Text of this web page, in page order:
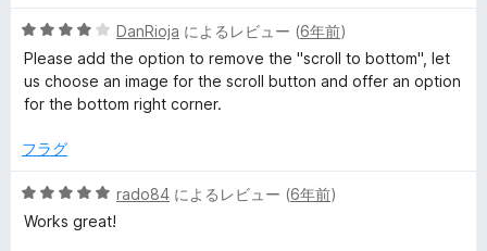
中
5
の
評
5
段
階
中
の
価
DanRioja によるレビュー (6年前)
Please add the option to remove the "scroll to bottom", let
us choose an image for the scroll button and offer an option
for the bottom right corner.
フラグ
5
段
rado84 によるレビュー (6年前)
Works great!